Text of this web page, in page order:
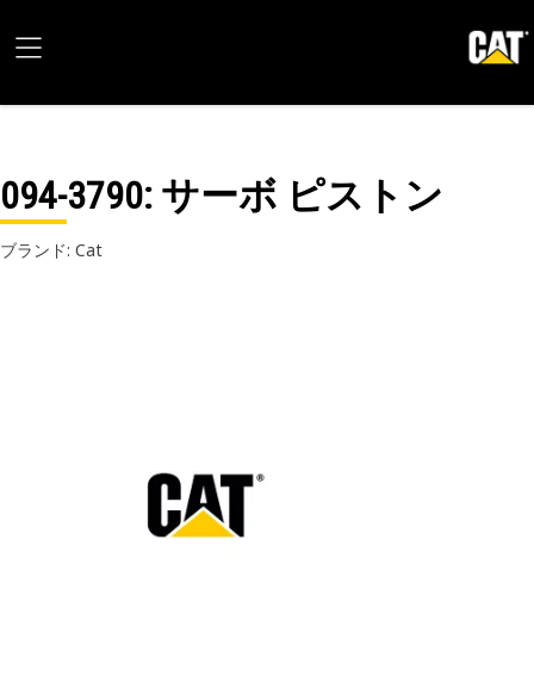
094-3790: サーボ ピストン
ブランド: Cat